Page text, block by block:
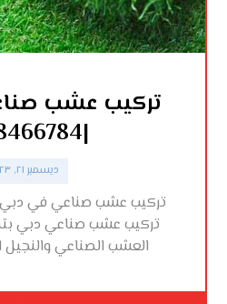
تركيب عشب
|0558466784
ديسمبر ٢١, ٢٠٢٣
تركيب عشب صناعي في
تركيب عشب صناعي دبي
العشب الصناعي